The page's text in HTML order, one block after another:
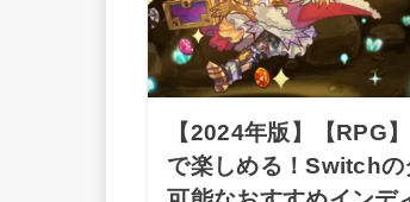
【2024年版】【RPG
で楽しめる！Switchの